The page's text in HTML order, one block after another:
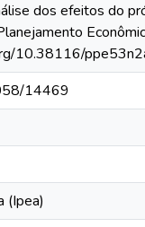
dos efeitos do
10.38116/
14469
(Ipea)